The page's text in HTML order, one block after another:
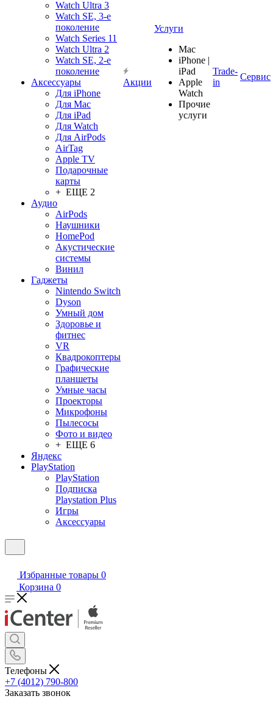
Watch Ultra 3
Watch SE, 3-е
поколение
Watch Series 11
Watch Ultra 2
Watch SE, 2-е
поколение
Аксессуары
Для iPhone
Для Mac
Для iPad
Для Watch
Для AirPods
AirTag
Apple TV
Подарочные
карты
+ ЕЩЕ 2
Аудио
AirPods
Наушники
HomePod
Акустические
системы
Винил
Гаджеты
Nintendo Switch
Dyson
Умный дом
Здоровье и
фитнес
VR
Квадрокоптеры
Графические
планшеты
Умные часы
Проекторы
Микрофоны
Пылесосы
Фото и видео
+ ЕЩЕ 6
Яндекс
PlayStation
PlayStation
Подписка
Playstation Plus
Игры
Аксессуары
Акции
Услуги
Mac
iPhone |
iPad
Apple
Watch
Прочие
услуги
Trade-
in
Сервис
Избранные товары 0
Корзина 0
Телефоны
+7 (4012) 790-800
Заказать звонок